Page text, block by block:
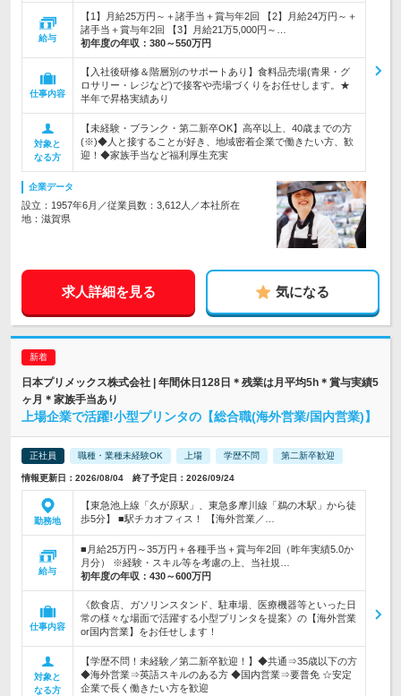
給与
【1】月給25万円～＋諸手当＋賞与年2回 【2】月給24万円～＋
諸手当＋賞与年2回 【3】月給21万5,000円～…
初年度の年収： 380～550万円
仕事内容
【入社後研修＆階層別のサポートあり】食料品売場(青果・グ
ロサリー・レジなど)で接客や売場づくりをお任せします。★
半年で昇格実績あり
対象と
なる方
【未経験・ブランク・第二新卒OK】高卒以上、40歳までの方
(※)◆人と接することが好き、地域密着企業で働きたい方、歓
迎！◆家族手当など福利厚生充実
企業データ
設立：1957年6月／従業員数：3,612人／本社所在
地：滋賀県
求人詳細を見る 気になる
日本プリメックス株式会社 | 年間休日128日＊残業は月平均5h＊賞与実績5
ヶ月＊家族手当あり
上場企業で活躍!小型プリンタの【総合職(海外営業/国内営業)】
正社員 職種・業種未経験OK 上場 学歴不問 第二新卒歓迎
情報更新日：2026/08/04 終了予定日：2026/09/24
勤務地
【東急池上線「久が原駅」、東急多摩川線「鵜の木駅」から徒
歩5分】 ■駅チカオフィス！ 【海外営業／…
給与
■月給25万円～35万円＋各種手当＋賞与年2回（昨年実績5.0か
月分） ※経験・スキル等を考慮の上、当社規…
初年度の年収： 430～600万円
仕事内容
《飲食店、ガソリンスタンド、駐車場、医療機器等といった日
常の様々な場面で活躍する小型プリンタを提案》の【海外営業
or国内営業】をお任せします！
対象と
なる方
【学歴不問！未経験／第二新卒歓迎！】◆共通⇒35歳以下の方
◆海外営業⇒英語スキルのある方 ◆国内営業⇒要普免 ☆安定
企業で長く働きたい方を歓迎